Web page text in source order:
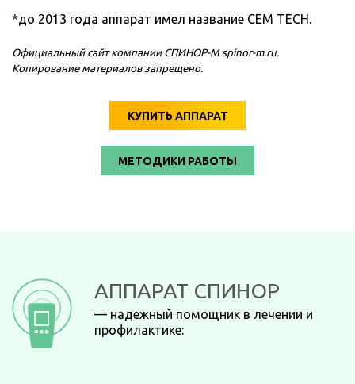
*до 2013 года аппарат имел название CEM TECH.
Официальный сайт компании СПИНОР-М spinor-m.ru.
Копирование материалов запрещено.
КУПИТЬ АППАРАТ
МЕТОДИКИ РАБОТЫ
АППАРАТ СПИНОР
— надежный помощник в лечении и
профилактике: